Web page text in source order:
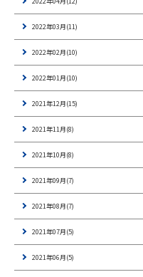
2022年03月(11)
2022年02月(10)
2022年01月(10)
2021年12月(15)
2021年11月(8)
2021年10月(8)
2021年09月(7)
2021年08月(7)
2021年07月(5)
2021年06月(5)